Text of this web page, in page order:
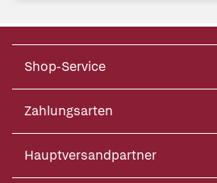
Shop-Service
Zahlungsarten
Hauptversandpartner